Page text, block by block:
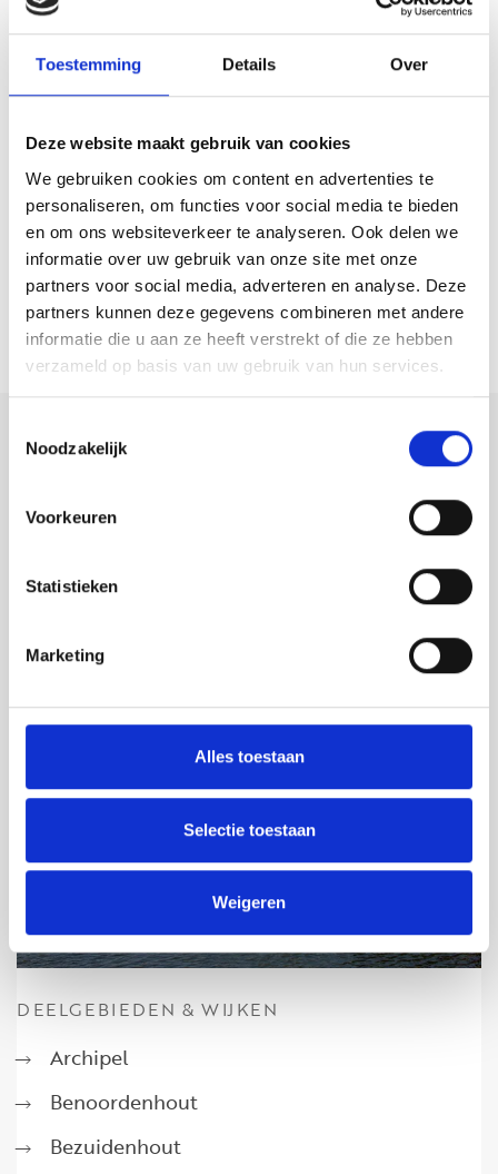
Toestemming Details Over
Deze website maakt gebruik van cookies
We gebruiken cookies om content en advertenties te
personaliseren, om functies voor social media te bieden
en om ons websiteverkeer te analyseren. Ook delen we
informatie over uw gebruik van onze site met onze
partners voor social media, adverteren en analyse. Deze
partners kunnen deze gegevens combineren met andere
informatie die u aan ze heeft verstrekt of die ze hebben
verzameld op basis van uw gebruik van hun services.
Noodzakelijk
Voorkeuren
Statistieken
Marketing
Alles toestaan
Selectie toestaan
Weigeren
BATJANSTRAAT 6
€ 2.850 p.m. ex.
2 GESTOFFEERD PER DIRECT
DEN HAAG
DEELGEBIEDEN & WIJKEN
Archipel
Benoordenhout
Bezuidenhout